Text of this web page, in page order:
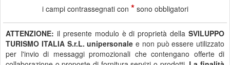
i campi contrassegnati con *sono obbligatori
ATTENZIONE: il presente modulo è di proprietà della SVILUPPO
TURISMO ITALIA S.r.L. unipersonale e non può essere utilizzato
per l'invio di messaggi promozionali che contengano offerte di